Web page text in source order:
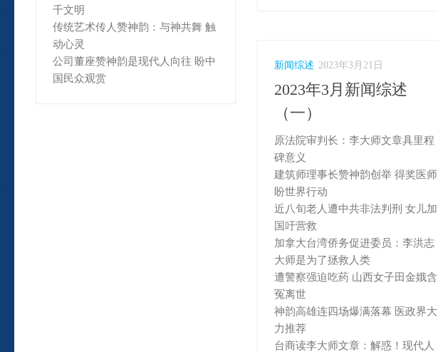
千文明
传统艺术传人赞神韵：与神共舞 触
动心灵
公司董座赞神韵是现代人向往 盼中
国民众观赏
新闻综述 2023年3月21日
2023年3月新闻综述
（一）
原法院审判长：李大师文章具里程
碑意义
建筑师理事长赞神韵创举 得奖医师
盼世界行动
近八旬老人遭中共非法判刑 女儿加
国吁营救
加拿大台湾侨务促进委员：李洪志
大师是为了拯救人类
遭警察强迫吃药 山西女子田金娥含
冤离世
神韵高雄连四场爆满落幕 医政界大
力推荐
台商读李大师文章：解惑！现代人